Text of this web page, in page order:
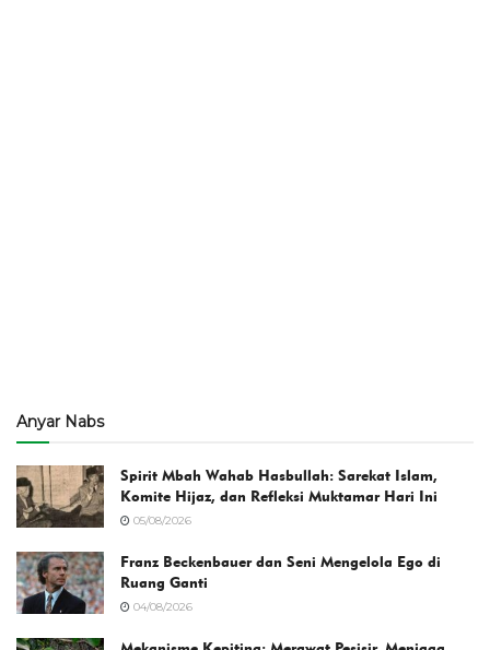
Anyar Nabs
Spirit Mbah Wahab Hasbullah: Sarekat Islam,
Komite Hijaz, dan Refleksi Muktamar Hari Ini
05/08/2026
Franz Beckenbauer dan Seni Mengelola Ego di
Ruang Ganti
04/08/2026